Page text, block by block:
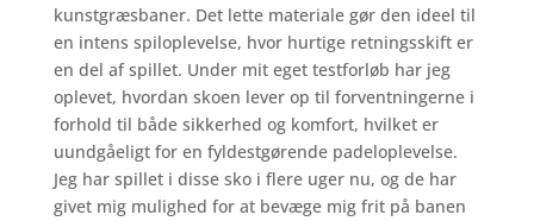
kunstgræsbaner. Det lette materiale gør den ideel til
en intens spiloplevelse, hvor hurtige retningsskift er
en del af spillet. Under mit eget testforløb har jeg
oplevet, hvordan skoen lever op til forventningerne i
forhold til både sikkerhed og komfort, hvilket er
uundgåeligt for en fyldestgørende padeloplevelse.
Jeg har spillet i disse sko i flere uger nu, og de har
givet mig mulighed for at bevæge mig frit på banen